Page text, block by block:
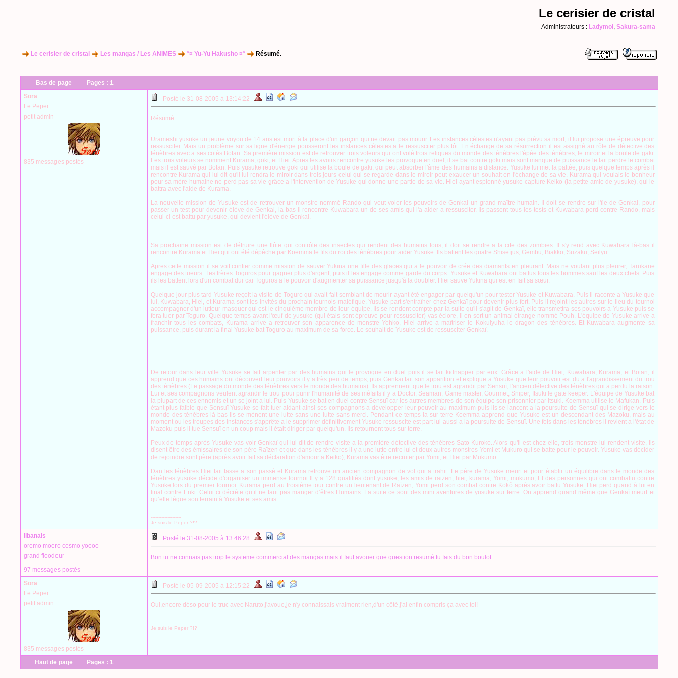
Le cerisier de cristal
Administrateurs : Ladymoi, Sakura-sama
Le cerisier de cristal Les mangas / Les ANIMES °¤ Yu-Yu Hakusho ¤° Résumé.
Bas de page Pages : 1
Sora
Le Peper
petit admin
835 messages postés
Posté le 31-08-2005 à 13:14:22
Résumé:
Urameshi yusuke un jeune voyou de 14 ans est mort à la place d'un garçon qui ne devait pas mourir. Les instances célestes n'ayant pas prévu sa mort, il lui propose une épreuve pour
ressusciter. Mais un problème sur sa ligne d'énergie pousseront les instances célestes a le ressusciter plus tôt. En échange de sa résurrection il est assigné au rôle de détective des
ténèbres avec a ses cotés Botan. Sa première mission est de retrouver trois voleurs qui ont volé trois reliques du monde des ténèbres l'épée des ténèbres, le miroir et la boule de gaki.
Les trois voleurs se nomment Kurama, goki, et Hiei. Apres les avoirs rencontre yusuke les provoque en duel, il se bat contre goki mais sont manque de puissance le fait perdre le combat
mais il est sauvé par Botan. Puis yusuke retrouve goki qui utilise la boule de gaki, qui peut absorber l'âme des humains a distance. Yusuke lui met la pattée, puis quelque temps après il
rencontre Kurama qui lui dit qu'il lui rendra le miroir dans trois jours celui qui se regarde dans le miroir peut exaucer un souhait en l'échange de sa vie. Kurama qui voulais le bonheur
pour sa mère humaine ne perd pas sa vie grâce a l'intervention de Yusuke qui donne une partie de sa vie. Hiei ayant espionné yusuke capture Keiko (la petite amie de yusuke), qui le
battra avec l'aide de Kurama.
La nouvelle mission de Yusuke est de retrouver un monstre nommé Rando qui veut voler les pouvoirs de Genkai un grand maître humain. Il doit se rendre sur l'île de Genkai, pour
passer un test pour devenir élève de Genkai, la bas il rencontre Kuwabara un de ses amis qui l'a aider a ressusciter. Ils passent tous les tests et Kuwabara perd contre Rando, mais
celui-ci est battu par yusuke, qui devient l'élève de Genkai.
Sa prochaine mission est de détruire une flûte qui contrôle des insectes qui rendent des humains fous, il doit se rendre a la cite des zombies. Il s'y rend avec Kuwabara là-bas il
rencontre Kurama et Hiei qui ont été dépêche par Koemma le fils du roi des ténèbres pour aider Yusuke. Ils battent les quatre Shiseïjus, Gembu, Biakko, Suzaku, Seïlyu.
Apres cette mission il se voit confier comme mission de sauver Yukina une fille des glaces qui a le pouvoir de crée des diamants en pleurant. Mais ne voulant plus pleurer, Tarukane
engage des tueurs : les frères Toguros pour gagner plus d'argent, puis il les engage comme garde du corps. Yusuke et Kuwabara ont battus tous les hommes sauf les deux chefs. Puis
ils les battent lors d'un combat dur car Toguros a le pouvoir d'augmenter sa puissance jusqu'à la doubler. Hiei sauve Yukina qui est en fait sa sœur.
Quelque jour plus tard Yusuke reçoit la visite de Toguro qui avait fait semblant de mourir ayant été engager par quelqu'un pour tester Yusuke et Kuwabara. Puis il raconte a Yusuke que
lui, Kuwabara, Hiei, et Kurama sont les invités du prochain tournois maléfique. Yusuke part s'entraîner chez Genkaï pour devenir plus fort. Puis il rejoint les autres sur le lieu du tournoi
accompagner d'un lutteur masquer qui est le cinquième membre de leur équipe. Ils se rendent compte par la suite qu'il s'agit de Genkaï, elle transmettra ses pouvoirs a Yusuke puis se
fera tuer par Toguro. Quelque temps avant l'œuf de yusuke (qui étais sont épreuve pour ressusciter) vas éclore, il en sort un animal étrange nommé Pouh. L'équipe de Yusuke arrive a
franchir tous les combats, Kurama arrive a retrouver son apparence de monstre Yohko, Hiei arrive a maîtriser le Kokulyuha le dragon des ténèbres. Et Kuwabara augmente sa
puissance, puis durant la final Yusuke bat Toguro au maximum de sa force. Le souhait de Yusuke est de ressusciter Genkaï.
De retour dans leur ville Yusuke se fait arpenter par des humains qui le provoque en duel puis il se fait kidnapper par eux. Grâce a l'aide de Hiei, Kuwabara, Kurama, et Botan, il
apprend que ces humains ont découvert leur pouvoirs il y a très peu de temps, puis Genkaï fait son apparition et explique a Yusuke que leur pouvoir est du a l'agrandissement du trou
des ténèbres (Le passage du monde des ténèbres vers le monde des humains). Ils apprennent que le trou est agrandit par Sensuï, l'ancien détective des ténèbres qui a perdu la raison.
Lui et ses compagnons veulent agrandir le trou pour punir l'humanité de ses méfaits il y a Doctor, Seaman, Game master, Gourmet, Sniper, Itsuki le gate keeper. L'équipe de Yusuke bat
la plupart de ces ennemis et un se joint a lui. Puis Yusuke se bat en duel contre Sensuï car les autres membres de son équipe son prisonnier par Itsuki. Koemma utilise le Mafukan. Puis
étant plus faible que Sensuï Yusuke se fait tuer aidant ainsi ses compagnons a développer leur pouvoir au maximum puis ils se lancent a la poursuite de Sensuï qui se dirige vers le
monde des ténèbres là-bas ils se mènent une lutte sans une lutte sans merci. Pendant ce temps la sur terre Koemma apprend que Yusuke est un descendant des Mazoku, mais au
moment ou les troupes des instances s'apprête a le supprimer définitivement Yusuke ressuscite est part lui aussi a la poursuite de Sensuï. Une fois dans les ténèbres il revient a l'état de
Mazoku puis il tue Sensuï en un coup mais il était diriger par quelqu'un. Ils retournent tous sur terre.
Peux de temps après Yusuke vas voir Genkaï qui lui dit de rendre visite a la première détective des ténèbres Sato Kuroko. Alors qu'il est chez elle, trois monstre lui rendent visite, ils
disent être des émissaires de son père Raïzen et que dans les ténèbres il y a une lutte entre lui et deux autres monstres Yomi et Mukuro qui se batte pour le pouvoir. Yusuke vas décider
de rejoindre sont père (après avoir fait sa déclaration d'amour a Keiko), Kurama vas être recruter par Yomi, et Hiei par Mukumo.
Dan les ténèbres Hiei fait fasse a son passé et Kurama retrouve un ancien compagnon de vol qui a trahit. Le père de Yusuke meurt et pour établir un équilibre dans le monde des
ténèbres yusuke décide d'organiser un immense tournoi Il y a 128 qualifiés dont yusuke, les amis de raizen, hiei, kurama, Yomi, mukumo, Et des personnes qui ont combattu contre
Yusuke lors du premier tournoi. Kurama perd au troisième tour contre un lieutenant de Raïzen, Yomi perd son combat contre Kokô après avoir battu Yusuke. Hiei perd quand à lui en
final contre Enki. Celui ci décrète qu’il ne faut pas manger d’êtres Humains. La suite ce sont des mini aventures de yusuke sur terre. On apprend quand même que Genkaï meurt et
qu’elle lègue son terrain à Yusuke et ses amis.
--------------------
Je suis le Peper ?!?
libanais
oremo moero cosmo yoooo
grand floodeur
97 messages postés
Posté le 31-08-2005 à 13:46:28
Bon tu ne connais pas trop le systeme commercial des mangas mais il faut avouer que question resumé tu fais du bon boulot.
Sora
Le Peper
petit admin
835 messages postés
Posté le 05-09-2005 à 12:15:22
Oui,encore déso pour le truc avec Naruto,j'avoue,je n'y connaissais vraiment rien,d'un côté,j'ai enfin compris ça avec toi!
--------------------
Je suis le Peper ?!?
Haut de page Pages : 1